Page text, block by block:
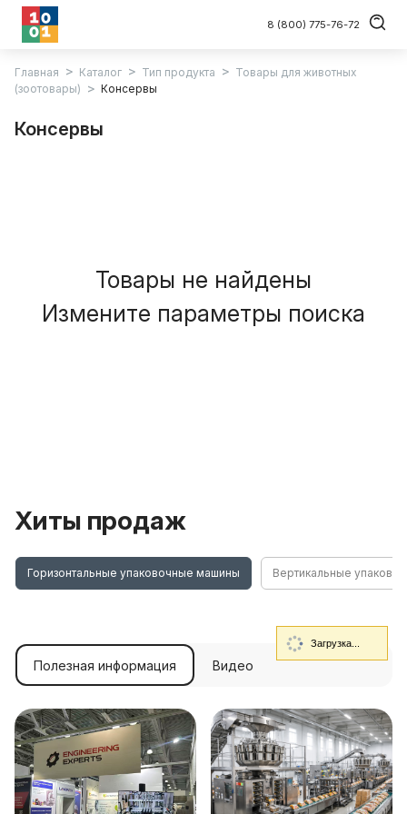
8 (800) 775-76-72
Главная Каталог Тип продукта
Товары для животных
(зоотовары)
Консервы
Консервы
Товары не найдены
Измените параметры поиска
Хиты продаж
Горизонтальные упаковочные машины Вертикальные
Полезная информация Видео
Загрузка...